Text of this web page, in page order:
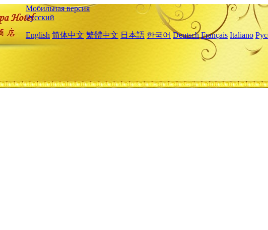
Мобильная версия
Русский
English 简体中文 繁體中文 日本語 한국어 Deutsch Français Italiano